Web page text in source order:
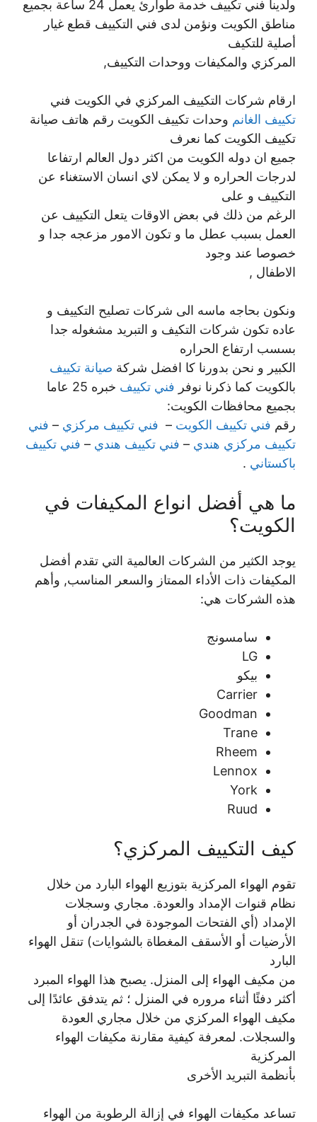
ولدينا فني تكييف خدمة طوارئ يعمل 24 ساعة بجميع
مناطق الكويت ونؤمن لدى فني التكييف قطع غيار
أصلية للتكيف
المركزي والمكيفات ووحدات التكييف,
ارقام شركات التكييف المركزي في الكويت فني
تكييف الغانم وحدات تكييف الكويت رقم هاتف صيانة
تكييف الكويت كما نعرف
جميع ان دوله الكويت من اكثر دول العالم ارتفاعا
لدرجات الحراره و لا يمكن لاي انسان الاستغناء عن
التكييف و على
الرغم من ذلك في بعض الاوقات يتعل التكييف عن
العمل بسبب عطل ما و تكون الامور مزعجه جدا و
خصوصا عند وجود
الاطفال ,
ونكون بحاجه ماسه الى شركات تصليح التكييف و
عاده تكون شركات التكيف و التبريد مشغوله جدا
بسسب ارتفاع الحراره
الكبير و نحن بدورنا كا افضل شركة صيانة تكييف
بالكويت كما ذكرنا نوفر فني تكييف
خبره 25 عاما
بجميع محافظات الكويت:
رقم فني تكييف الكويت – فني تكييف مركزي – فني
تكييف مركزي هندي – فني تكييف هندي – فني تكييف
باكستاني .
ما هي أفضل انواع المكيفات في
الكويت؟
يوجد الكثير من الشركات العالمية التي تقدم أفضل
المكيفات ذات الأداء الممتاز والسعر المناسب, وأهم
هذه الشركات هي:
سامسونج
LG
بيكو
Carrier
Goodman
Trane
Rheem
Lennox
York
Ruud
كيف التكييف المركزي؟
تقوم الهواء المركزية بتوزيع الهواء البارد من خلال
نظام قنوات الإمداد والعودة. مجاري وسجلات
الإمداد (أي الفتحات الموجودة في الجدران أو
الأرضيات أو الأسقف المغطاة بالشوايات) تنقل الهواء
البارد
من مكيف الهواء إلى المنزل. يصبح هذا الهواء المبرد
أكثر دفئًا أثناء مروره في المنزل ؛ ثم يتدفق عائدًا إلى
مكيف الهواء المركزي من خلال مجاري العودة
والسجلات. لمعرفة كيفية مقارنة مكيفات الهواء
المركزية
بأنظمة التبريد الأخرى
تساعد مكيفات الهواء في إزالة الرطوبة من الهواء